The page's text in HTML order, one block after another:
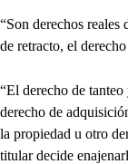
“Son derechos reales
de retracto, el
“El derecho de
derecho de
la propiedad u otro
titular decide